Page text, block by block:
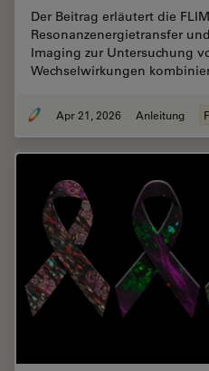
Der Beitrag erläutert die
Resonanzenergietransfer
Imaging zur Untersuchung
Wechselwirkungen
Apr 21, 2026 Anleitung